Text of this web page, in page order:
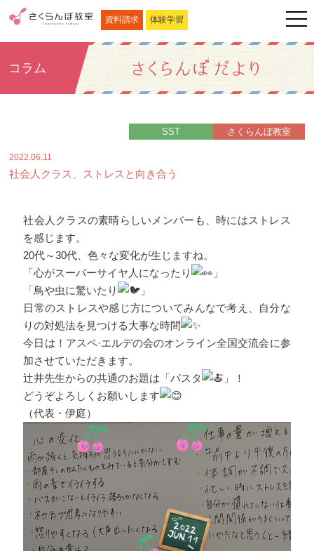
資料請求 体験学習
コラム
さくらんぼ教室
SST
2022.06.11
社会人クラス、ストレスと向き合う
社会人クラスの素晴らしいメンバーも、時にはストレス
を感じます。
20代～30代、色々な変化が生じますね。
「心がスーパーサイヤ人になったり
」
「鳥や虫に驚いたり
」
日常のストレスや感じ方についてみんなで考え、自分な
りの対処法を見つける大事な時間
今日は！アスペ·エルデの会のオンライン全国交流会に参
加させていただきます。
辻井先生からの共通のお題は「パスタ
」！
どうぞよろしくお願いします
（代表・伊庭）